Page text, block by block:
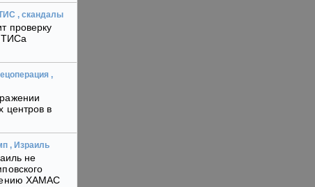
, скандалы
проверку
,
центров в
, Израиль
не
ХАМАС